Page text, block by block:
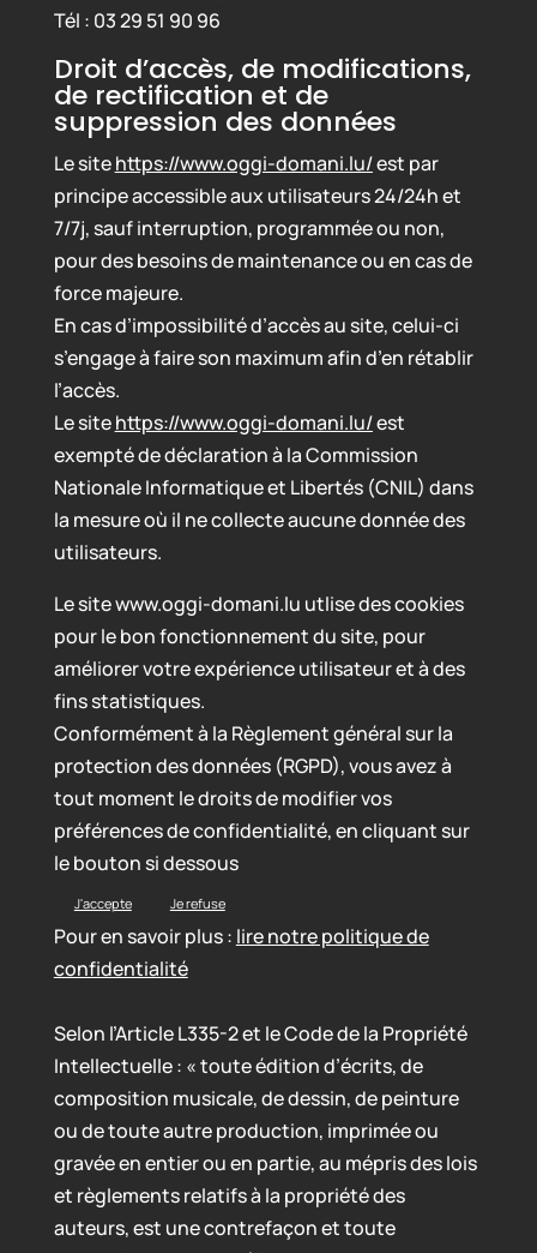
Tél : 03 29 51 90 96
Droit d’accès, de modifications,
de rectification et de
suppression des données
Le sitehttps://www.oggi-domani.lu/est par
principe accessible aux utilisateurs 24/24h et
7/7j, sauf interruption, programmée ou non,
pour des besoins de maintenance ou en cas de
force majeure.
En cas d’impossibilité d’accès au site, celui-ci
s’engage à faire son maximum afin d’en rétablir
l’accès.
Le sitehttps://www.oggi-domani.lu/est
exempté de déclaration à la Commission
Nationale Informatique et Libertés (CNIL) dans
la mesure où il ne collecte aucune donnée des
utilisateurs.
Le site www.oggi-domani.lu utlise des cookies
pour le bon fonctionnement du site, pour
améliorer votre expérience utilisateur et à des
fins statistiques.
Conformément à la Règlement général sur la
protection des données (RGPD), vous avez à
tout moment le droits de modifier vos
préférences de confidentialité, en cliquant sur
le bouton si dessous
J'accepte Je refuse
Pour en savoir plus : lire notre politique de
confidentialité
Selon l’Article L335-2 et le Code de la Propriété
Intellectuelle : « toute édition d’écrits, de
composition musicale, de dessin, de peinture
ou de toute autre production, imprimée ou
gravée en entier ou en partie, au mépris des lois
et règlements relatifs à la propriété des
auteurs, est une contrefaçon et toute